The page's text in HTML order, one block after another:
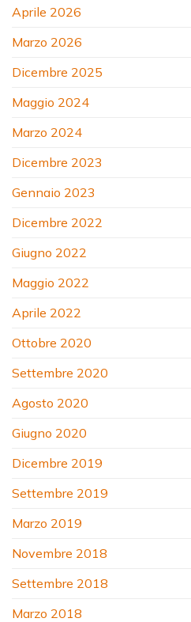
Aprile 2026
Marzo 2026
Dicembre 2025
Maggio 2024
Marzo 2024
Dicembre 2023
Gennaio 2023
Dicembre 2022
Giugno 2022
Maggio 2022
Aprile 2022
Ottobre 2020
Settembre 2020
Agosto 2020
Giugno 2020
Dicembre 2019
Settembre 2019
Marzo 2019
Novembre 2018
Settembre 2018
Marzo 2018